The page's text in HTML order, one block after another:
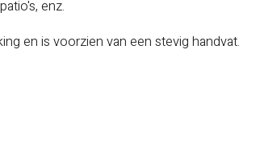
enz.
en is voorzien van een stevig handvat.